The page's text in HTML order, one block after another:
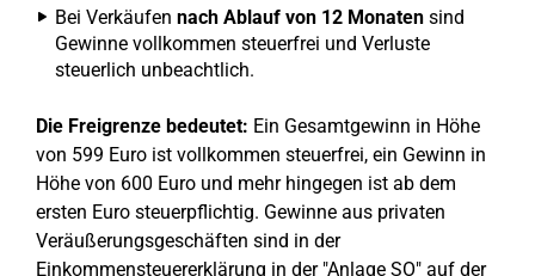
Bei Verkäufen nach Ablauf von 12 Monaten sind
Gewinne vollkommen steuerfrei und Verluste
steuerlich unbeachtlich.
Die Freigrenze bedeutet: Ein Gesamtgewinn in Höhe
von 599 Euro ist vollkommen steuerfrei, ein Gewinn in
Höhe von 600 Euro und mehr hingegen ist ab dem
ersten Euro steuerpflichtig. Gewinne aus privaten
Veräußerungsgeschäften sind in der
Einkommensteuererklärung in der "Anlage SO" auf der